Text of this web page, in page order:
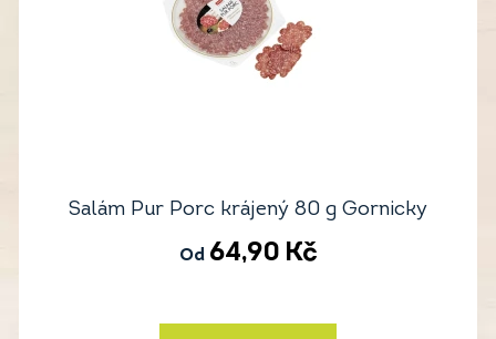
Salám Pur Porc krájený 80 g Gornicky
Od 64,90 Kč